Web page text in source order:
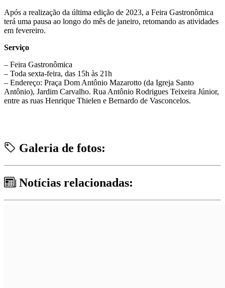
Após a realização da última edição de 2023, a Feira Gastronômica
terá uma pausa ao longo do mês de janeiro, retomando as atividades
em fevereiro.
Serviço
– Feira Gastronômica
– Toda sexta-feira, das 15h às 21h
– Endereço: Praça Dom Antônio Mazarotto (da Igreja Santo
Antônio), Jardim Carvalho. Rua Antônio Rodrigues Teixeira Júnior,
entre as ruas Henrique Thielen e Bernardo de Vasconcelos.
Galeria de fotos:
Notícias relacionadas: